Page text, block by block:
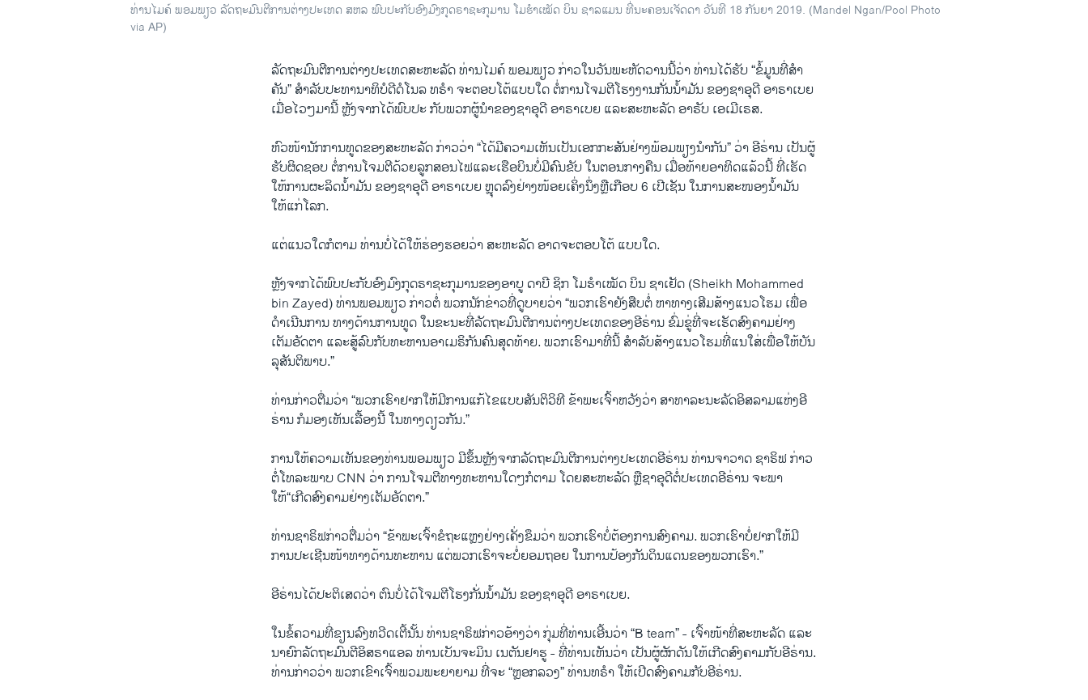
ທ່ານ​ໄມ​ຄ໌ ພອມ​ພຽວ ລັດ​ຖະ​ມົນ​ຕີ​ການ​ຕ່າງ​ປະ​ເທດ ສ​ຫລ ພົ​ບ​ປະ​ກັບ​ອົງ​ມົງ​ກຸດ​ຣາ​ຊະ​ກຸ​ມານ ໂມ​ຮຳ​ເໝັດ ບິນ ຊາ​ລ​ແມນ ທີ່​ນະ​ຄອນ​ເຈັດ​ດາ ວັນ​ທີ 18 ກັນ​ຍາ 2019. (Mandel Ngan/Pool Photo
via AP)
ລັດ​ຖະ​ມົນ​ຕີ​ການ​ຕ່າງ​ປະ​ເທດ​ສະ​ຫະ​ລັດ ທ່ານ​ໄມ​ຄ໌ ພອມ​ພຽວ ກ່າວ​ໃນ​ວັນ​ພະ​ຫັດ​ວານນີ້​ວ່າ ​ທ່ານ​ໄດ້​ຮັບ “ຂໍ້​ມູນ​ທີ່​ສຳ​
ຄັນ” ສຳ​ລັບ​ປະ​ທາ​ນາ​ທິ​ບໍ​ດີ​ດໍ​ໂນ​ລ ທ​ຣຳ ຈະ​ຕອບ​ໂຕ້ແບບ​ໃດ ​ຕໍ່​ການ​ໂຈມ​ຕີ​ໂຮງ​ງານ​ກັ່ນ​ນ້ຳ​ມັນ ​ຂອງ​ຊາ​ອຸ​ດີ ອາ​ຣາ​ເບຍ
ເມື່ອ​ໄວໆ​ມານີ້ ຫຼັງ​ຈາກ​ໄດ້​ພົບ​ປະ​ ກັບ​ພວກ​ຜູ້​ນຳ​ຂອງ​ຊາ​ອຸ​ດີ ອາ​ຣາ​ເບຍ ແລະສ​ະ​ຫະ​ລັດ ອາ​ຣັບ ເອ​ເມີ​ເຣ​ສ.
ຫົວ​ໜ້າ​ນັກ​ການ​ທູດ​ຂອງ​ສະ​ຫະ​ລັດ ກ່າວ​ວ່າ “ໄດ້​ມີ​ຄວາມ​ເຫັນ​ເປັນ​ເອກ​ກະ​ສັນຢ່າງ​ພ້ອມ​ພຽງ​ນຳ​ກັນ” ວ່າ ອີ​ຣ່ານ ​ເປັນ​ຜູ້​
ຮັບ​ຜິດ​ຊອບ ​ຕໍ່​ການ​ໂຈມ​ຕີ​ດ້ວຍ​ລູກ​ສອນໄຟ​ແລະ​ເຮືອ​ບິນ​ບໍ່​ມີ​ຄົນ​ຂັບ ໃນ​ຕອນ​ກາງ​ຄືນ​ ເມື່ອ​ທ້າຍ​ອາ​ທິດ​ແລ້ວນີ້​ ທີ່ເຮັດ​
ໃຫ້​ການ​ຜ​ະ​ລິດ​ນ້ຳ​ມັນ ​ຂອງ​ຊາ​ອຸ​ດີ ອາ​ຣາ​ເບຍ ​ຫຼຸດ​ລົງຢ່າງ​ໜ້ອຍ​ເຄິ່ງ​ນຶ່ງຫຼື​ເກືອບ 6 ເປີ​ເຊັນ ໃນ​ການ​ສະ​ໜອງ​ນ້ຳ​ມັນ ​
ໃຫ້​ແກ່​ໂລກ.
ແຕ່​ແນວ​ໃດ​ກໍ​ຕາມ ທ່ານ​ບໍ່​ໄດ້​ໃຫ້​ຮ່ອງ​ຮອຍ​ວ່າ ສະ​ຫະ​ລັດ​ ອາດ​ຈະ​ຕອບ​ໂຕ້​ ແບບໃດ.
ຫຼັງ​ຈາກ​ໄດ້​ພົບ​ປະ​ກັບ​ອົງ​ມົງ​ກຸດ​ຣາ​ຊະ​ກຸ​ມານ​ຂອງ​ອາ​ບູ ດາ​ບີ ຊິກ ໂມ​ຮຳ​ເໝັດ ບິນ ຊາ​ເຢັດ (Sheikh Mohammed
bin Zayed) ທ່ານ​ພອມ​ພຽວ​ ກ່າວ​ຕໍ່ ພວກ​ນັກ​ຂ່າວ​ທີ່​ດູ​ບາຍ​ວ່າ “ພວກ​ເຮົາ​ຍັງ​ສືບ​ຕໍ່ ​ຫາ​ທາງ​ເສີມ​ສ້າງ​ແນວ​ໂຮມ ​ເພື່ອ
ດຳ​ເນີນ​ການ ​ທາງ​ດ້ານ​ການ​ທູດ ໃນ​ຂະ​ນະ​ທີ່​ລັດ​ຖະ​ມົນ​ຕີ​ການ​ຕ່າງ​ປະ​ເທດ​ຂອງອີ​ຣ່ານ ຂົ່ມ​ຂູ່​ທີ່​ຈະ​ເຮັດ​ສົງ​ຄາມ​ຢ່າງ​
ເຕັມ​ອັດ​ຕາ ແລະ​ສູ້​ລົບ​ກັບ​ທະ​ຫານ​ອາ​ເມ​ຣິກັນ​ຄົນ​ສຸດ​ທ້າຍ. ພວກ​ເຮົາ​ມາ​ທີ່ນີ້ ສຳ​ລັບ​ສ້າງ​ແນວ​ໂຮມ​ທີ່​ແນ​ໃສ່​ເພື່ອ​ໃຫ້​ບັນ​
ລຸສັນ​ຕິ​ພາບ.”
ທ່ານ​ກ່າວ​ຕື່ມ​ວ່າ “ພວກ​ເຮົາ​ຢາກ​ໃຫ້​ມີ​ການ​ແກ້​ໄຂ​ແບບ​ສັນ​ຕິ​ວິ​ທີ ຂ້າ​ພະ​ເຈົ້າ​ຫວັງ​ວ່າ ສາ​ທາ​ລະ​ນະ​ລັດ​ອິ​ສ​ລາມ​ແຫ່ງ​ອີ​
ຣ່ານ ກໍ​ມອງ​ເຫັນ​ເລື້ອງນີ້​ ໃນ​ທາງດຽວ​ກັນ.”
ການ​ໃຫ້​ຄວາມ​ເຫັນ​ຂອງ​ທ່ານ​ພອມ​ພຽວ ມີ​ຂຶ້ນ​ຫຼັງ​ຈາກ​ລັດ​ຖະ​ມົນ​ຕີ​ການ​ຕ່າງ​ປະ​ເທດ​ອີ​ຣ່ານ ທ່ານ​ຈາ​ວາດ ຊາ​ຣິ​ຟ ກ່າວ​
ຕໍ່​ໂທ​ລະ​ພາບ CNN ວ່າ ການ​ໂຈມ​ຕີທາງ​ທະ​ຫານໃດໆ​ກໍ​ຕາມ ​ໂດຍ​ສະ​ຫະ​ລັດ ຫຼື​ຊາ​ອຸ​ດີຕໍ່​ປະ​ເທດ​ອີ​ຣ່ານ ຈະ​ພາ​
ໃຫ້“ເກີດ​ສົງ​ຄາມຢ່າງ​ເຕັມ​ອັດ​ຕາ.”
ທ່ານ​ຊາ​ຣິ​ຟກ່າວ​ຕື່ມ​ວ່າ “ຂ້າ​ພະ​ເຈົ້າ​ຂໍ​ຖະ​ແຫຼງ​ຢ່າງ​ເຄັ່ງ​ຂຶມ​ວ່າ ພວກ​ເຮົາ​ບໍ່​ຕ້ອງການ​ສົງ​ຄາມ. ພວກ​ເຮົາ​ບໍ່​ຢາກ​ໃຫ້​ມີ​
ການ​ປະ​ເຊີນ​ໜ້າ​ທາງ​ດ້ານ​ທະ​ຫານ ແຕ່​ພວກເຮົາ​ຈະ​ບໍ່​ຍອມ​ຖອຍ ໃນ​ການ​ປ້ອງ​ກັນ​ດິນ​ແດນ​ຂອງ​ພວກ​ເຮົາ.”
ອີ​ຣ່ານ​ໄດ້​ປະ​ຕິ​ເສດ​ວ່າ ຕົນ​ບໍ່​ໄດ້​ໂຈມ​ຕີ​ໂຮງ​ກັ່ນ​ນ້ຳ​ມັນ​ ຂອງ​ຊາ​ອຸ​ດີ ອາ​ຣາ​ເບຍ.
ໃນ​ຂໍ້​ຄວາມ​ທີ່​ຂຽນ​ລົງ​ທວີດ​ເຕີ້ນັ້ນ ທ່ານ​ຊາ​ຣິ​ຟກ່າວ​ອ້າງວ່າ ກຸ່ມ​ທີ່​ທ່ານ​ເອີ້ນ​ວ່າ “B team” - ເຈົ້າ​ໜ້າ​ທີ່​ສະ​ຫະ​ລັດ ແລະ​
ນາ​ຍົກ​ລັດ​ຖະ​ມົນ​ຕີ​ອິ​ສ​ຣາ​ແອ​ລ ທ່ານເບັນ​ຈະ​ມິນ ເນ​ຕັນ​ຢາ​ຮູ - ທີ່​ທ່ານ​ເຫັນ​ວ່າ ເປັນ​ຜູ້​ຜັກ​ດັນ​ໃຫ້​ເກີດ​ສົງ​ຄາມ​ກັບ​ອີຣ່ານ.
ທ່ານ​ກ່າວ​ວ່າ ພວກ​ເຂົາ​ເຈົ້າ​ພວມ​ພະ​ຍາ​ຍາມ ທີ່​ຈະ “ຫຼອກ​ລວງ” ທ່ານທ​ຣຳ ໃຫ້​ເປີດ​ສົງ​ຄາມ​ກັບ​ອີ​ຣ່ານ.